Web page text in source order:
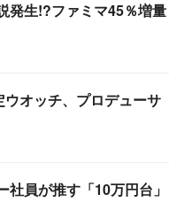
発生!?ファミマ45％増量
ウオッチ、プロデューサ
社員が推す「10万円台」